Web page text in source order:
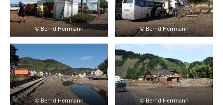
© Bernd Herrmann © Bernd Herrmann
© Bernd Herrmann © Bernd Herrmann